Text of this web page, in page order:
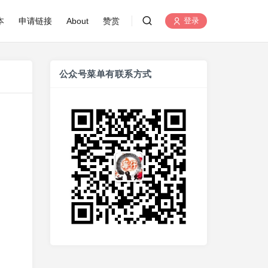
申请链接 About 赞赏 登录
公众号菜单有联系方式